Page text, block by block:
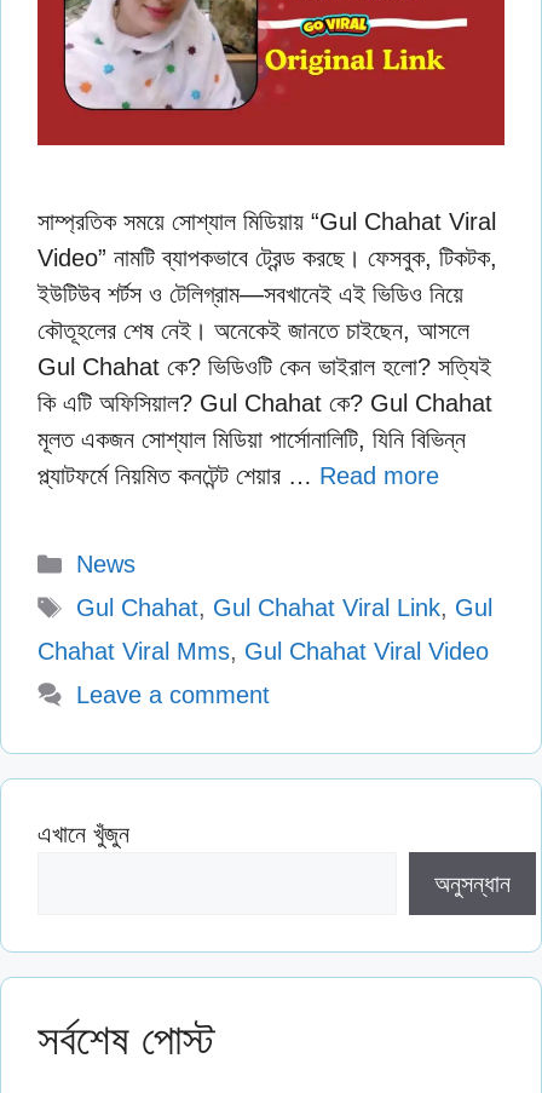
সাম্প্রতিক সময়ে সোশ্যাল মিডিয়ায় “Gul Chahat Viral
Video” নামটি ব্যাপকভাবে ট্রেন্ড করছে। ফেসবুক, টিকটক,
ইউটিউব শর্টস ও টেলিগ্রাম—সবখানেই এই ভিডিও নিয়ে
কৌতূহলের শেষ নেই। অনেকেই জানতে চাইছেন, আসলে
Gul Chahat কে? ভিডিওটি কেন ভাইরাল হলো? সত্যিই
কি এটি অফিসিয়াল? Gul Chahat কে? Gul Chahat
মূলত একজন সোশ্যাল মিডিয়া পার্সোনালিটি, যিনি বিভিন্ন
প্ল্যাটফর্মে নিয়মিত কনটেন্ট শেয়ার … Read more
Categories
News
Tags
Gul Chahat, Gul Chahat Viral Link, Gul
Chahat Viral Mms, Gul Chahat Viral Video
Leave a comment
এখানে খুঁজুন
অনুসন্ধান
সর্বশেষ পোস্ট